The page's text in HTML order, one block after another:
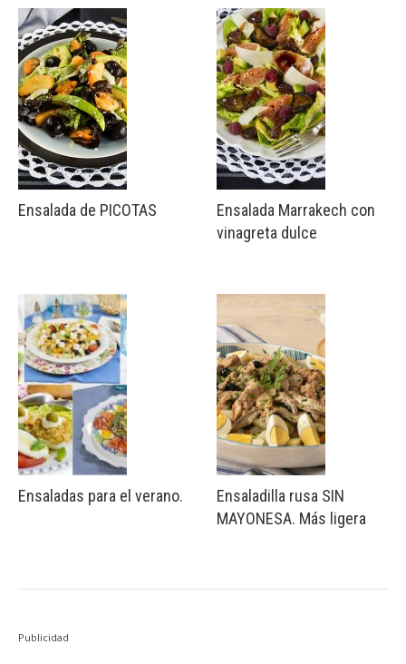
Ensalada de PICOTAS
Ensaladas para el verano.
Ensalada Marrakech con
vinagreta dulce
Ensaladilla rusa SIN
MAYONESA. Más ligera
Publicidad